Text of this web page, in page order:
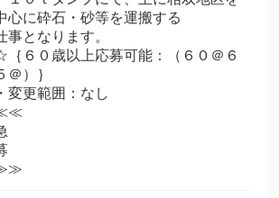
心に砕石・砂等を運搬する
事となります。
｛６０歳以上応募可能：（６０＠６
＠）｝
・変更範囲：なし